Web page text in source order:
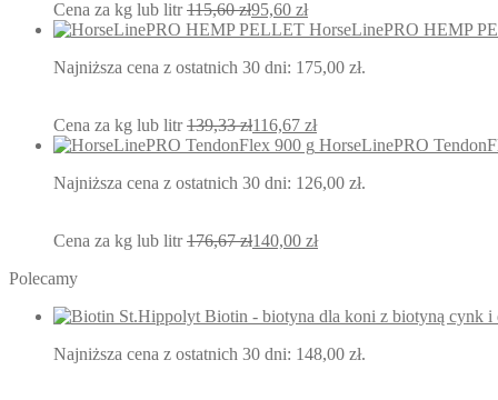
Cena za kg lub litr 115,60zł95,60 zł
HorseLinePRO HEMP
Najniższa cena z ostatnich 30 dni: 175,00 zł.
Cena za kg lub litr 139,33zł116,67 zł
HorseLinePRO
Najniższa cena z ostatnich 30 dni: 126,00 zł.
Cena za kg lub litr 176,67zł140,00 zł
Polecamy
St.Hippolyt Biotin - biotyna dla koni z biotyną cynk i
Najniższa cena z ostatnich 30 dni: 148,00 zł.